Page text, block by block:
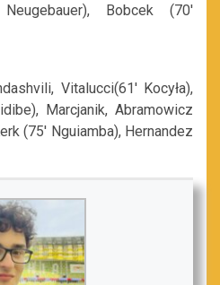
Bobcek (70′
Vitalucci(61′ Kocyła),
Marcjanik, Abramowicz
(75′ Nguiamba), Hernandez